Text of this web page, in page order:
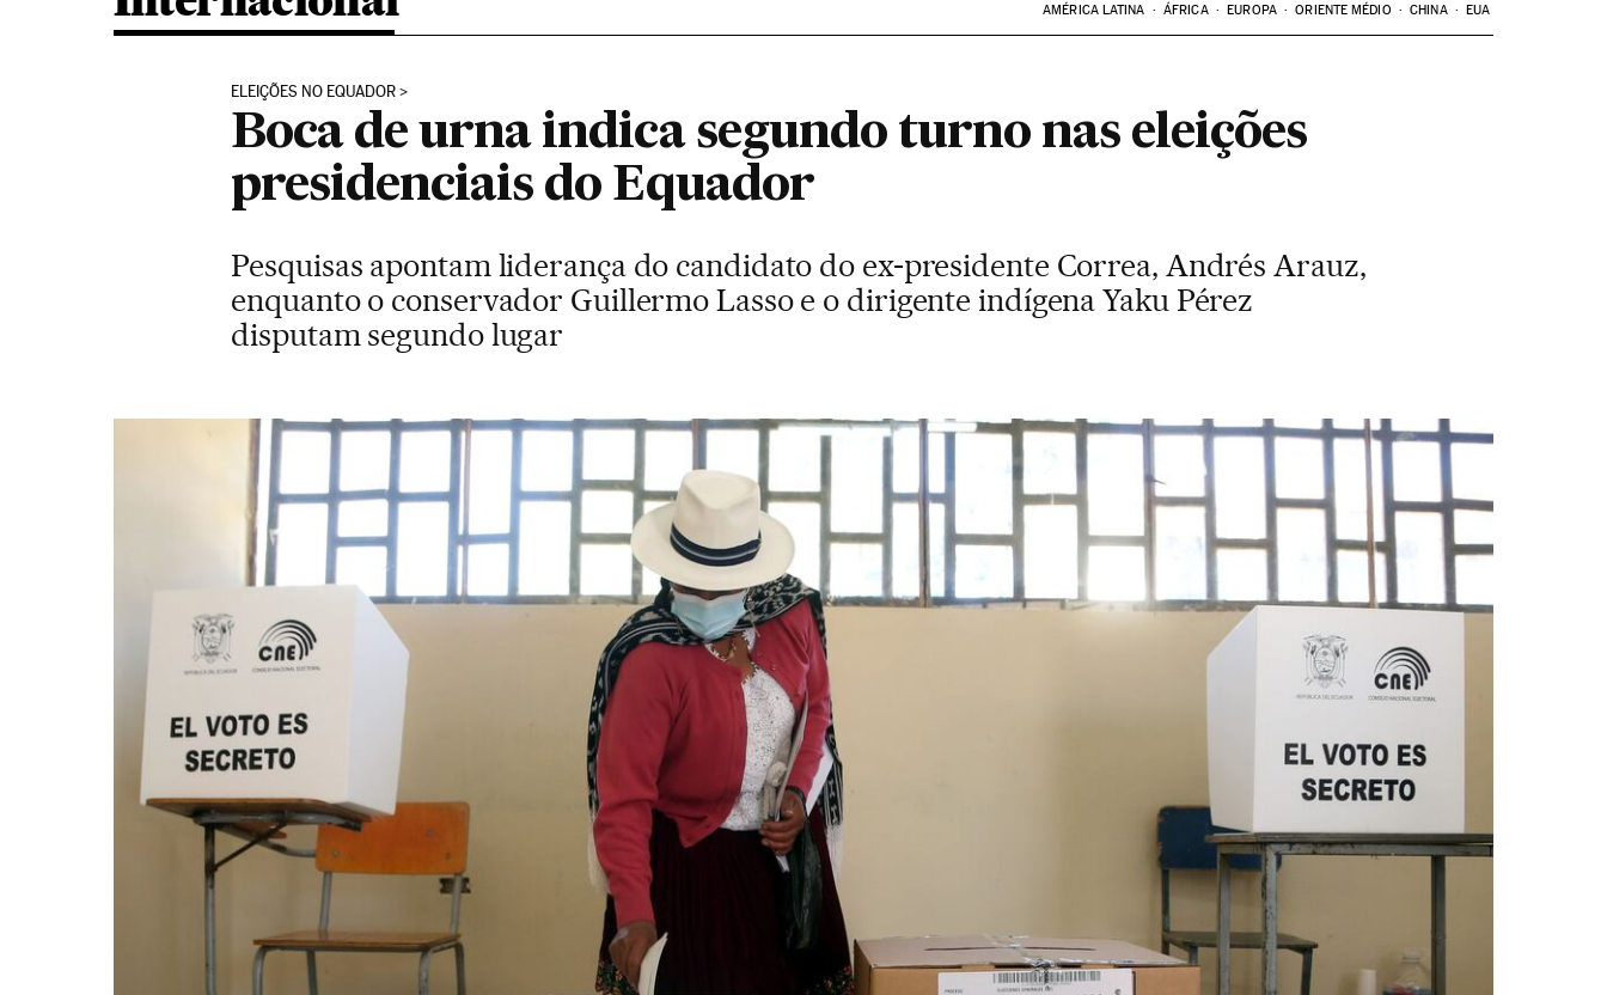
AMÉRICA LATINA ÁFRICA EUROPA ORIENTE MÉDIO CHINA EUA
ELEIÇÕES NO EQUADOR
Boca de urna indica segundo turno nas eleições
presidenciais do Equador
Pesquisas apontam liderança do candidato do ex-presidente Correa, Andrés Arauz,
enquanto o conservador Guillermo Lasso e o dirigente indígena Yaku Pérez
disputam segundo lugar